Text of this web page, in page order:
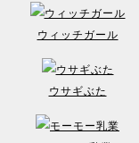
ウィッチガール
ウサギぶた